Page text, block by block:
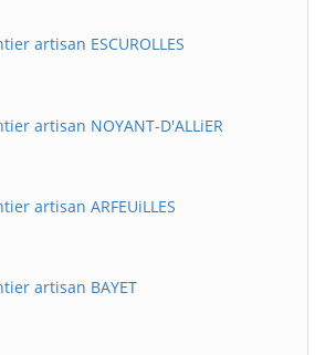
artisan ESCUROLLES
artisan NOYANT-D'ALLiER
artisan ARFEUiLLES
artisan BAYET